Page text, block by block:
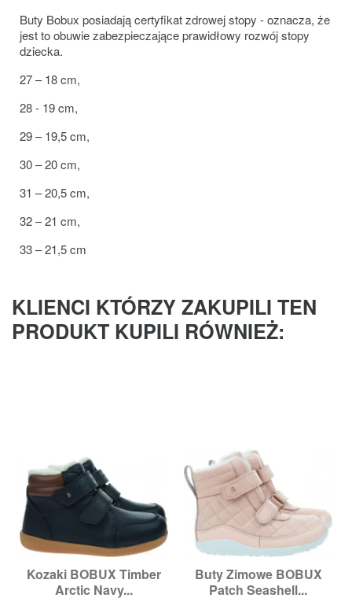
Buty Bobux posiadają certyfikat zdrowej stopy - oznacza, że
jest to obuwie zabezpieczające prawidłowy rozwój stopy
dziecka.
27 – 18 cm,
28 - 19 cm,
29 – 19,5 cm,
30 – 20 cm,
31 – 20,5 cm,
32 – 21 cm,
33 – 21,5 cm
KLIENCI KTÓRZY ZAKUPILI TEN
PRODUKT KUPILI RÓWNIEŻ:
Kozaki BOBUX Timber
Arctic Navy...
Buty Zimowe BOBUX
Patch Seashell...